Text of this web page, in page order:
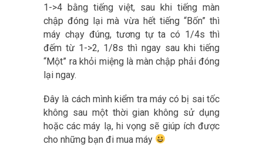
1->4 bằng tiếng việt, sau khi tiếng màn
chập đóng lại mà vừa hết tiếng “Bốn” thì
máy chạy đúng, tương tự ta có 1/4s thì
đếm từ 1->2, 1/8s thì ngay sau khi tiếng
“Một” ra khỏi miệng là màn chập phải đóng
lại ngay.
Đây là cách mình kiểm tra máy có bị sai tốc
không sau một thời gian không sử dụng
hoặc các máy lạ, hi vọng sẽ giúp ích được
cho những bạn đi mua máy